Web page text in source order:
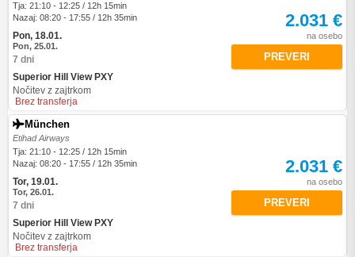
Tja: 21:10 - 12:25 / 12h 15min
Nazaj: 08:20 - 17:55 / 12h 35min
Pon, 18.01.
Pon, 25.01.
7 dni
Superior Hill View PXY
Nočitev z zajtrkom
Brez transferja
2.031 €
na osebo
PREVERI
München
Etihad Airways
Tja: 21:10 - 12:25 / 12h 15min
Nazaj: 08:20 - 17:55 / 12h 35min
Tor, 19.01.
Tor, 26.01.
7 dni
Superior Hill View PXY
Nočitev z zajtrkom
Brez transferja
2.031 €
na osebo
PREVERI